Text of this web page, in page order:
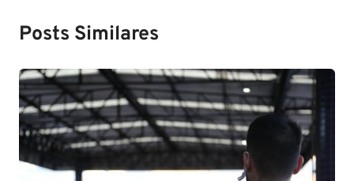
Posts Similares